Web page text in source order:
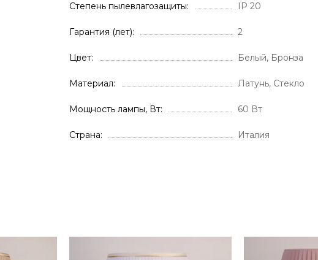
Степень пылевлагозащиты IP 20
Гарантия (лет) 2
Цвет Белый, Бронза
Материал Латунь, Стекло
Мощность лампы, Вт 60 Вт
Страна Италия